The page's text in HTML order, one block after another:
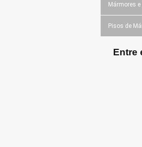
Mármores
Pisos de
Entre